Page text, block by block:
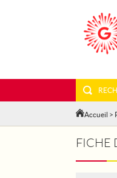
Accueil >
FICHE